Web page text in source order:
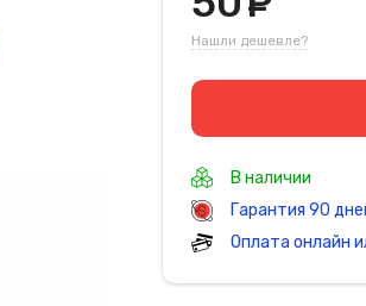
Нашли дешевле?
В наличии
Гарантия 90
Оплата онлайн